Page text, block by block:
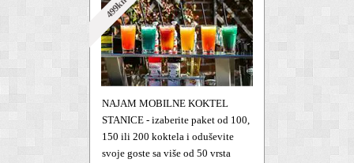
499kn
NAJAM MOBILNE KOKTEL
STANICE - izaberite paket od 100,
150 ili 200 koktela i oduševite
svoje goste sa više od 50 vrsta